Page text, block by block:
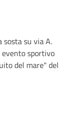
sosta su via A.
sportivo
del mare" del